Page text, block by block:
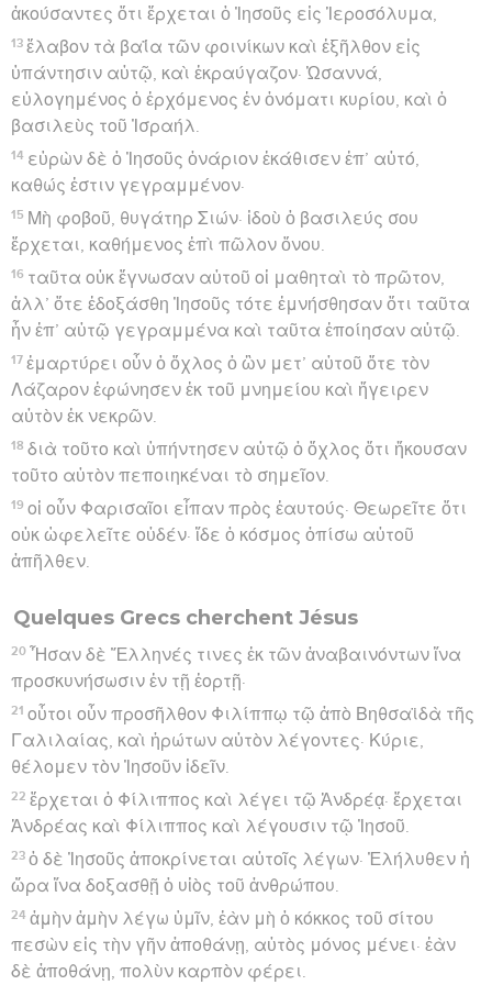
ἀκούσαντες ὅτι ἔρχεται ὁ Ἰησοῦς εἰς Ἱεροσόλυμα,
13 ἔλαβον τὰ βαΐα τῶν φοινίκων καὶ ἐξῆλθον εἰς
ὑπάντησιν αὐτῷ, καὶ ἐκραύγαζον· Ὡσαννά,
εὐλογημένος ὁ ἐρχόμενος ἐν ὀνόματι κυρίου, καὶ ὁ
βασιλεὺς τοῦ Ἰσραήλ.
14 εὑρὼν δὲ ὁ Ἰησοῦς ὀνάριον ἐκάθισεν ἐπ’ αὐτό,
καθώς ἐστιν γεγραμμένον·
15 Μὴ φοβοῦ, θυγάτηρ Σιών· ἰδοὺ ὁ βασιλεύς σου
ἔρχεται, καθήμενος ἐπὶ πῶλον ὄνου.
16 ταῦτα οὐκ ἔγνωσαν αὐτοῦ οἱ μαθηταὶ τὸ πρῶτον,
ἀλλ’ ὅτε ἐδοξάσθη Ἰησοῦς τότε ἐμνήσθησαν ὅτι ταῦτα
ἦν ἐπ’ αὐτῷ γεγραμμένα καὶ ταῦτα ἐποίησαν αὐτῷ.
17 ἐμαρτύρει οὖν ὁ ὄχλος ὁ ὢν μετ’ αὐτοῦ ὅτε τὸν
Λάζαρον ἐφώνησεν ἐκ τοῦ μνημείου καὶ ἤγειρεν
αὐτὸν ἐκ νεκρῶν.
18 διὰ τοῦτο καὶ ὑπήντησεν αὐτῷ ὁ ὄχλος ὅτι ἤκουσαν
τοῦτο αὐτὸν πεποιηκέναι τὸ σημεῖον.
19 οἱ οὖν Φαρισαῖοι εἶπαν πρὸς ἑαυτούς· Θεωρεῖτε ὅτι
οὐκ ὠφελεῖτε οὐδέν· ἴδε ὁ κόσμος ὀπίσω αὐτοῦ
ἀπῆλθεν.
Quelques Grecs cherchent Jésus
20 Ἦσαν δὲ Ἕλληνές τινες ἐκ τῶν ἀναβαινόντων ἵνα
προσκυνήσωσιν ἐν τῇ ἑορτῇ·
21 οὗτοι οὖν προσῆλθον Φιλίππῳ τῷ ἀπὸ Βηθσαϊδὰ τῆς
Γαλιλαίας, καὶ ἠρώτων αὐτὸν λέγοντες· Κύριε,
θέλομεν τὸν Ἰησοῦν ἰδεῖν.
22 ἔρχεται ὁ Φίλιππος καὶ λέγει τῷ Ἀνδρέᾳ· ἔρχεται
Ἀνδρέας καὶ Φίλιππος καὶ λέγουσιν τῷ Ἰησοῦ.
23 ὁ δὲ Ἰησοῦς ἀποκρίνεται αὐτοῖς λέγων· Ἐλήλυθεν ἡ
ὥρα ἵνα δοξασθῇ ὁ υἱὸς τοῦ ἀνθρώπου.
24 ἀμὴν ἀμὴν λέγω ὑμῖν, ἐὰν μὴ ὁ κόκκος τοῦ σίτου
πεσὼν εἰς τὴν γῆν ἀποθάνῃ, αὐτὸς μόνος μένει· ἐὰν
δὲ ἀποθάνῃ, πολὺν καρπὸν φέρει.